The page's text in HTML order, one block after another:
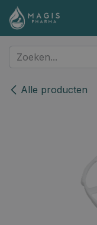
Overslaan naar inhoud
Alle producten